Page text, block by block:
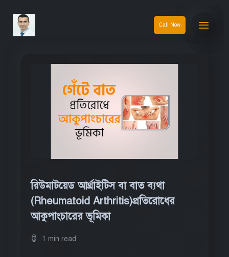
Call Now
রিউমাটয়েড আর্থ্রাইটিস বা বাত ব্যথা
(Rheumatoid Arthritis)প্রতিরোধের
আকুপাংচারের ভূমিকা
1 min read